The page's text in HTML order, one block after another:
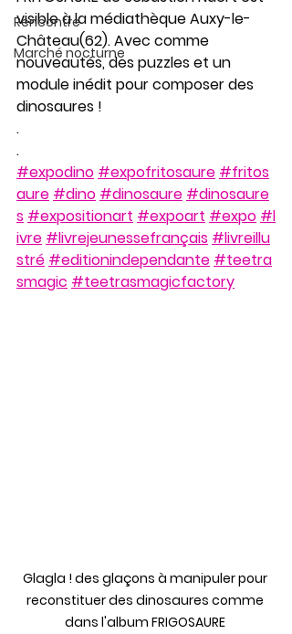
Rencontre
Marché nocturne
visible à la médiathèque Auxy-le-
Château(62). Avec comme
nouveautés, des puzzles et un
module inédit pour composer des
dinosaures !
.
.
#expodino #expofritosaure #fritos
aure #dino #dinosaure #dinosaure
s #expositionart #expoart #expo #l
ivre #livrejeunessefrançais #livreillu
stré #editionindependante #teetra
smagic #teetrasmagicfactory
Glagla ! des glaçons à manipuler pour
reconstituer des dinosaures comme
dans l'album FRIGOSAURE